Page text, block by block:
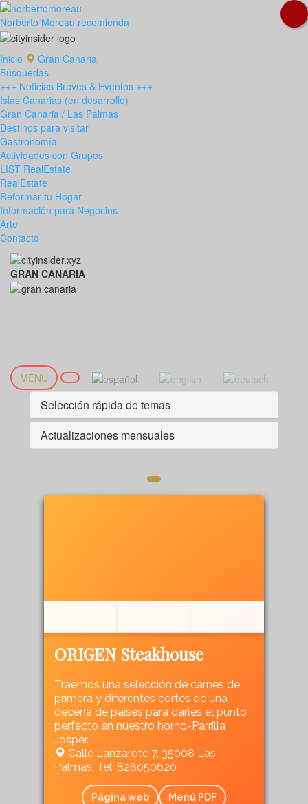
Norberto Moreau recomienda
Inicio
Gran Canaria
Búsquedas
+++ Noticias Breves & Eventos +++
Islas Canarias (en desarrollo)
Gran Canaria / Las Palmas
Destinos para visitar
Gastronomía
Actividades con Grupos
LIST RealEstate
RealEstate
Reformar tu Hogar
Información para Negocios
Arte
Contacto
GRAN CANARIA
MENU
Selección rápida de temas
Actualizaciones mensuales
ORIGEN Steakhouse
Traemos una selección de carnes de
primera y diferentes cortes de una
decena de países para darles el punto
perfecto en nuestro horno-Parrilla
Josper.
Calle Lanzarote 7, 35008 Las
Palmas, Tel: 828050620
Página web Menú PDF